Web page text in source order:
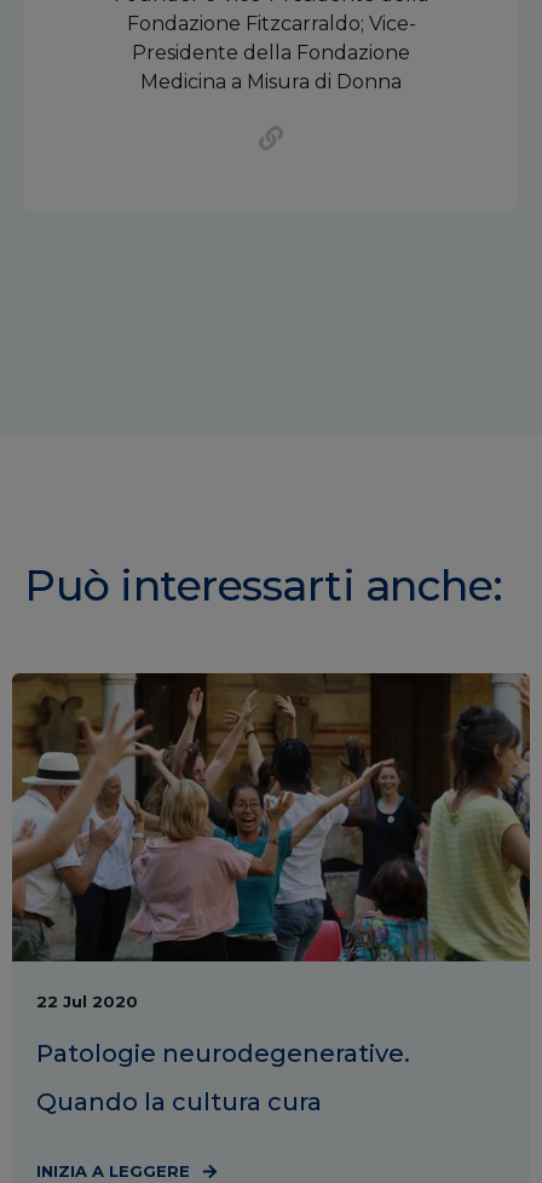
Fondazione Fitzcarraldo; Vice-
Presidente della Fondazione
Medicina a Misura di Donna
Può interessarti anche:
22 Jul 2020
Patologie neurodegenerative.
Quando la cultura cura
INIZIA A LEGGERE